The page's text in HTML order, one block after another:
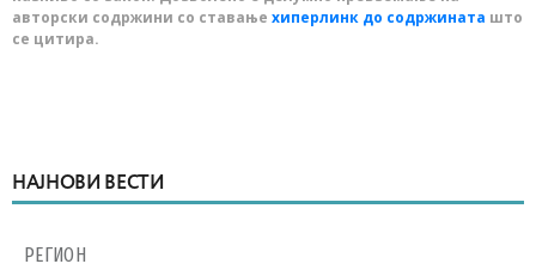
авторски содржини со ставање хиперлинк до содржината што
се цитира.
НАЈНОВИ ВЕСТИ
РЕГИОН